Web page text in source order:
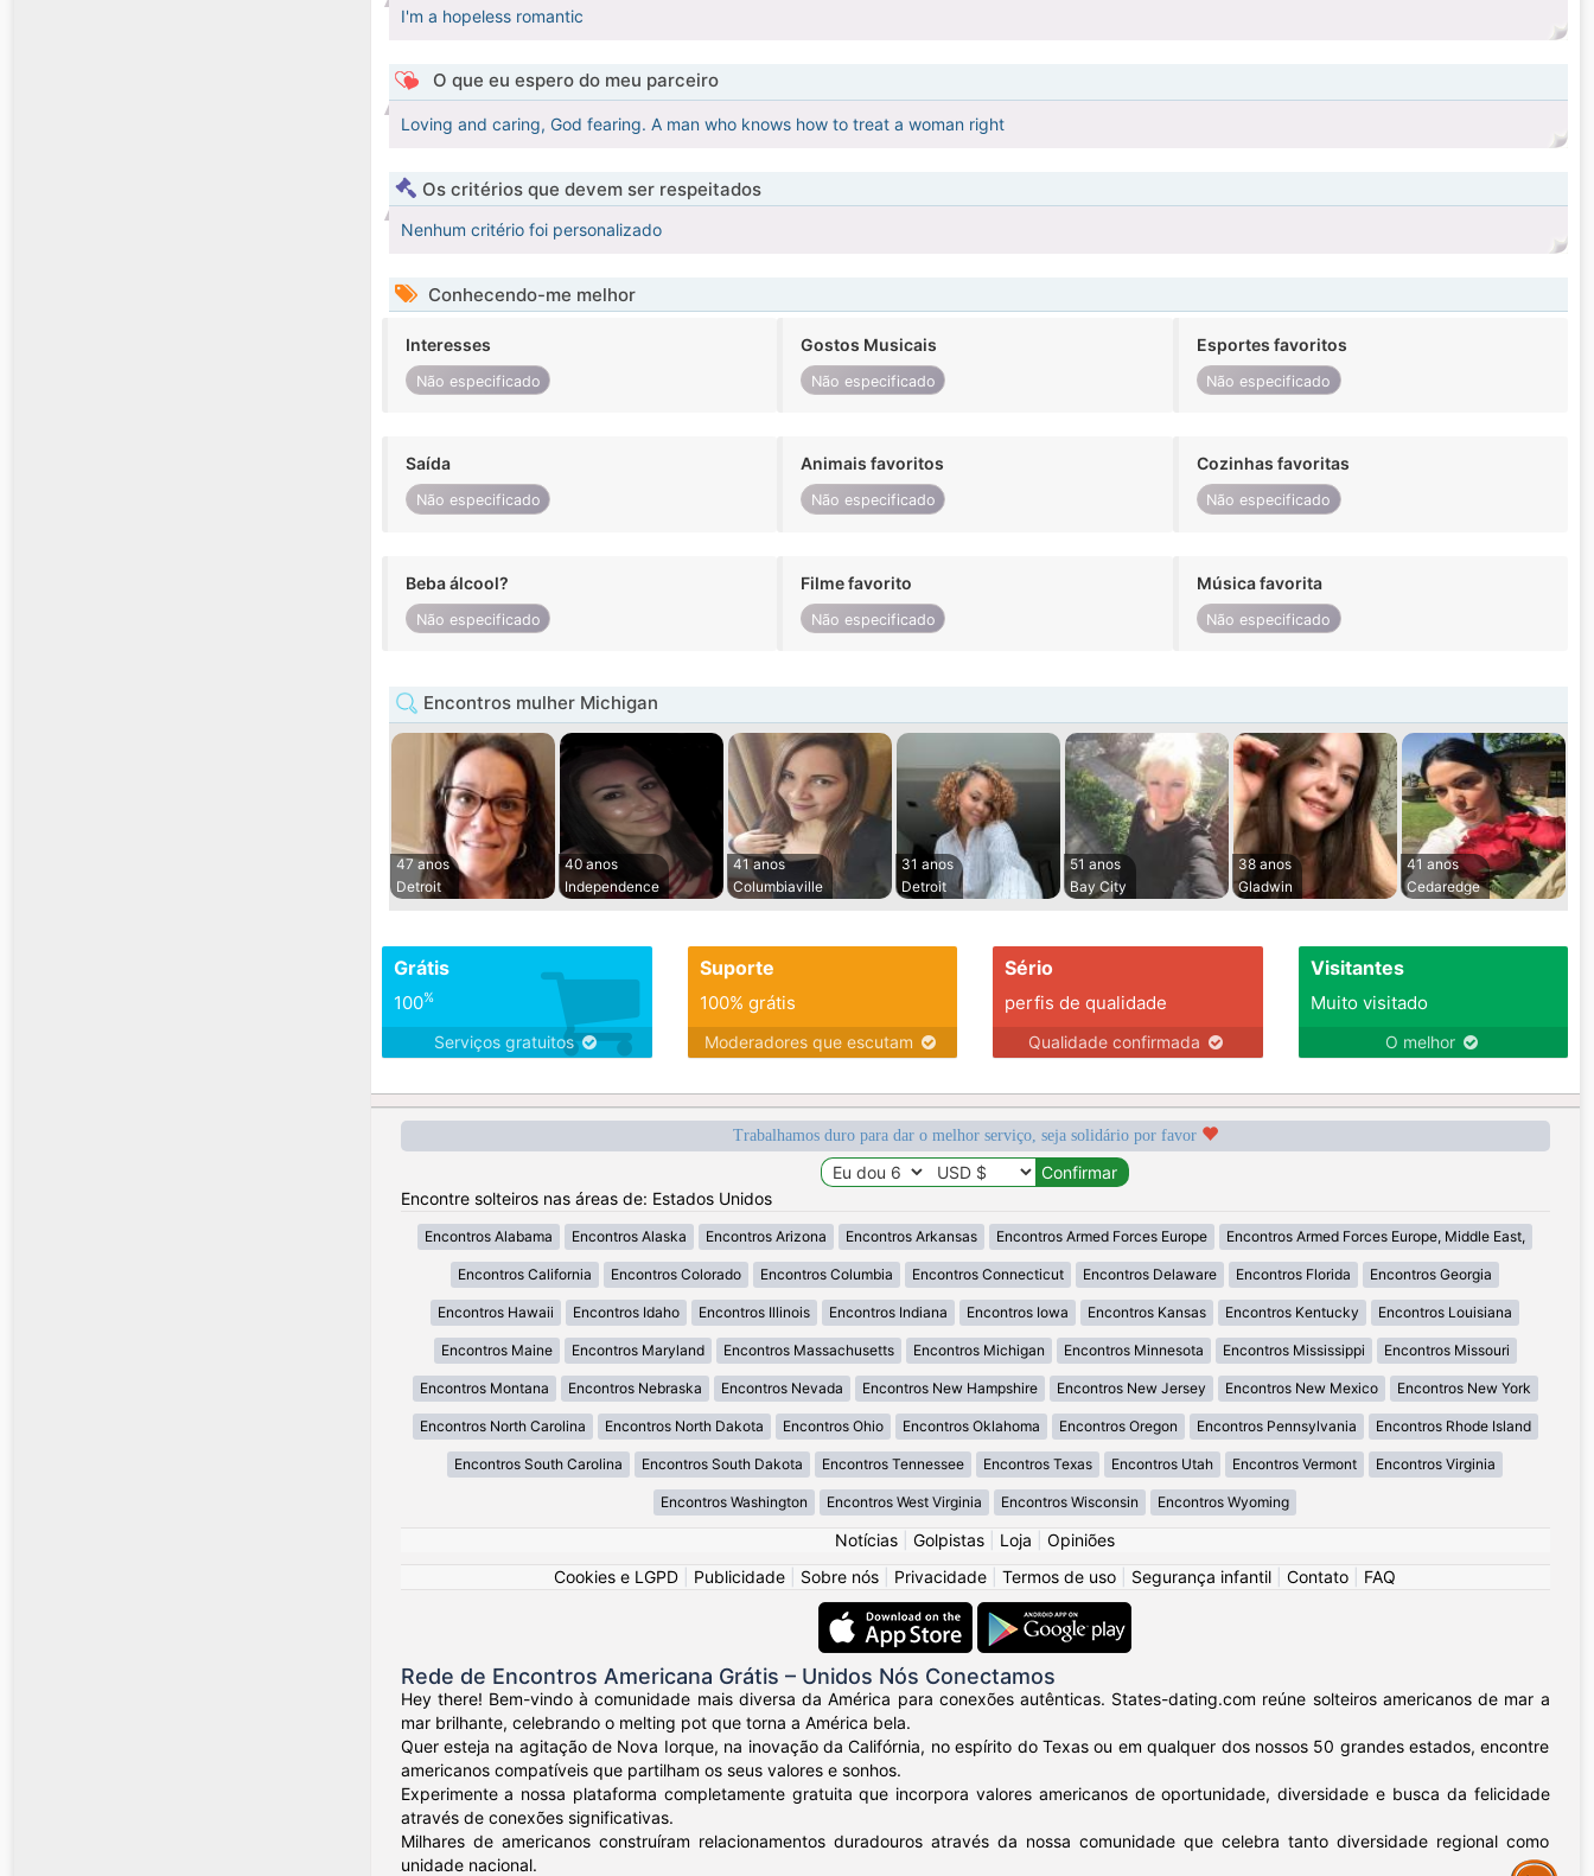
I'm a hopeless romantic
O que eu espero do meu parceiro
Loving and caring, God fearing. A man who knows how to treat a woman right
Os critérios que devem ser respeitados
Nenhum critério foi personalizado
Conhecendo-me melhor
Interesses
Não especificado
Gostos Musicais
Não especificado
Esportes favoritos
Não especificado
Saída
Não especificado
Animais favoritos
Não especificado
Cozinhas favoritas
Não especificado
Beba álcool?
Não especificado
Filme favorito
Não especificado
Música favorita
Não especificado
Encontros mulher Michigan
47 anos
Detroit
40 anos
Independence
41 anos
Columbiaville
31 anos
Detroit
51 anos
Bay City
38 anos
Gladwin
41 anos
Cedaredge
Grátis
100%
Serviços gratuitos
Suporte
100% grátis
Moderadores que escutam
Sério
perfis de qualidade
Qualidade confirmada
Visitantes
Muito visitado
O melhor
Trabalhamos duro para dar o melhor serviço, seja solidário por favor
Encontre solteiros nas áreas de: Estados Unidos
Encontros Alabama Encontros Alaska Encontros Arizona Encontros Arkansas Encontros Armed Forces Europe Encontros Armed Forces Europe, Middle East,
Encontros California Encontros Colorado Encontros Columbia Encontros Connecticut Encontros Delaware Encontros Florida Encontros Georgia
Encontros Hawaii Encontros Idaho Encontros Illinois Encontros Indiana Encontros Iowa Encontros Kansas Encontros Kentucky Encontros Louisiana
Encontros Maine Encontros Maryland Encontros Massachusetts Encontros Michigan Encontros Minnesota Encontros Mississippi Encontros Missouri
Encontros Montana Encontros Nebraska Encontros Nevada Encontros New Hampshire Encontros New Jersey Encontros New Mexico Encontros New York
Encontros North Carolina Encontros North Dakota Encontros Ohio Encontros Oklahoma Encontros Oregon Encontros Pennsylvania Encontros Rhode Island
Encontros South Carolina Encontros South Dakota Encontros Tennessee Encontros Texas Encontros Utah Encontros Vermont Encontros Virginia
Encontros Washington Encontros West Virginia Encontros Wisconsin Encontros Wyoming
Notícias Golpistas Loja
Opiniões
Cookies e LGPD
Publicidade Sobre nós Privacidade Termos de uso Segurança infantil Contato FAQ
Rede de Encontros Americana Grátis – Unidos Nós Conectamos
Hey there! Bem-vindo à comunidade mais diversa da América para conexões autênticas. States-dating.com reúne solteiros americanos de mar a
mar brilhante, celebrando o melting pot que torna a América bela.
Quer esteja na agitação de Nova Iorque, na inovação da Califórnia, no espírito do Texas ou em qualquer dos nossos 50 grandes estados, encontre
americanos compatíveis que partilham os seus valores e sonhos.
Experimente a nossa plataforma completamente gratuita que incorpora valores americanos de oportunidade, diversidade e busca da felicidade
através de conexões significativas.
Milhares de americanos construíram relacionamentos duradouros através da nossa comunidade que celebra tanto diversidade regional como
unidade nacional.